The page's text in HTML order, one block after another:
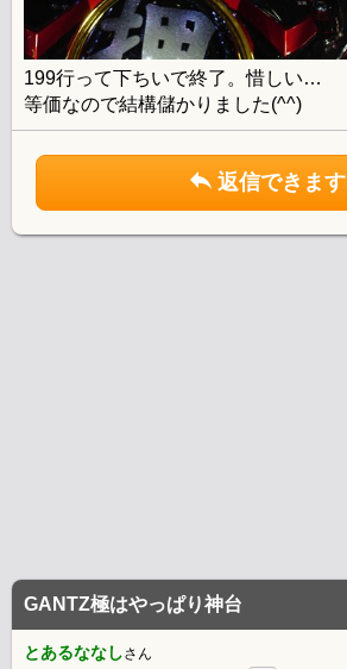
199行って下ちいで終了。惜しい…
等価なので結構儲かりました(^^)
返信できます
GANTZ極はやっぱり神台
とあるななしさん